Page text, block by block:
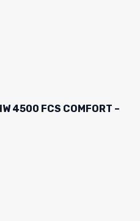
4500 FCS COMFORT –